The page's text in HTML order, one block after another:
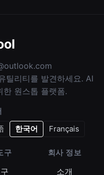
틸리티를 발견하세요. AI
한 원스톱 플랫폼.
한국어 Français
구 회사 정보
소개